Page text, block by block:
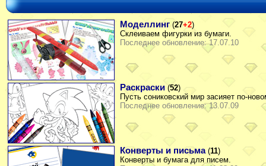
Моделлинг (27+2)
Склеиваем фигурки из бумаги.
Последнее обновление: 17.07.10
Раскраски (52)
Пусть сониковский мир засияет по-
Последнее обновление: 13.07.09
Конверты и письма(11)
Конверты и бумага для писем.